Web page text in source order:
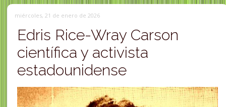
miércoles, 21 de enero de 2026
Edris Rice-Wray Carson
científica y activista
estadounidense